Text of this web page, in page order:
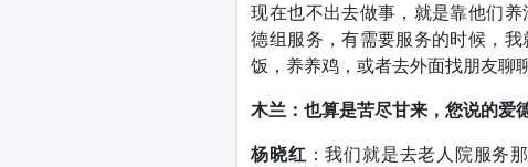
现在也不出去做事，就是靠他们
德组服务，有需要服务的时候，
饭，养养鸡，或者去外面找朋友聊
木兰：也算是苦尽甘来，您说的爱
杨晓红 ：我们就是去老人院服务